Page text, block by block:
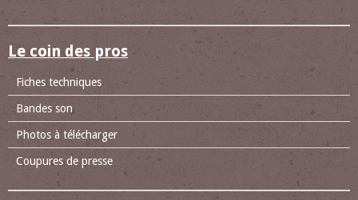
Le coin des pros
Fiches techniques
Bandes son
Photos à télécharger
Coupures de presse